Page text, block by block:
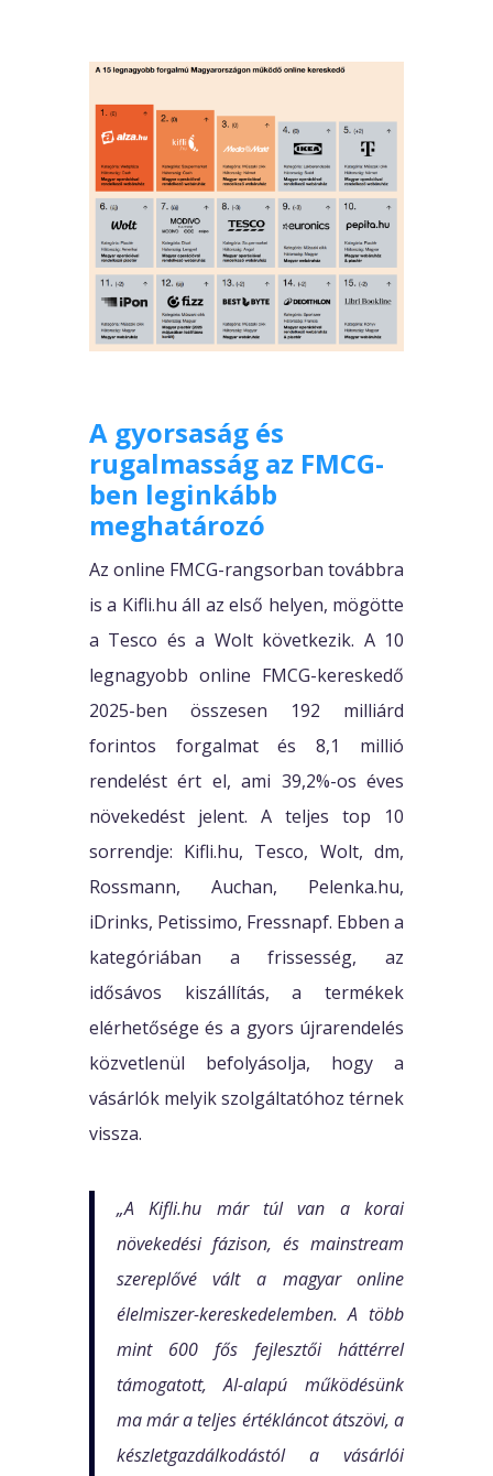
A gyorsaság és
rugalmasság az FMCG-
ben leginkább
meghatározó
Az online FMCG-rangsorban továbbra
is a Kifli.hu áll az első helyen, mögötte
a Tesco és a Wolt következik. A 10
legnagyobb online FMCG-kereskedő
2025-ben összesen 192 milliárd
forintos forgalmat és 8,1 millió
rendelést ért el, ami 39,2%-os éves
növekedést jelent. A teljes top 10
sorrendje: Kifli.hu, Tesco, Wolt, dm,
Rossmann, Auchan, Pelenka.hu,
iDrinks, Petissimo, Fressnapf. Ebben a
kategóriában a frissesség, az
idősávos kiszállítás, a termékek
elérhetősége és a gyors újrarendelés
közvetlenül befolyásolja, hogy a
vásárlók melyik szolgáltatóhoz térnek
vissza.
„A Kifli.hu már túl van a korai
növekedési fázison, és mainstream
szereplővé vált a magyar online
élelmiszer-kereskedelemben. A több
mint 600 fős fejlesztői háttérrel
támogatott, AI-alapú működésünk
ma már a teljes értékláncot átszövi, a
készletgazdálkodástól a vásárlói